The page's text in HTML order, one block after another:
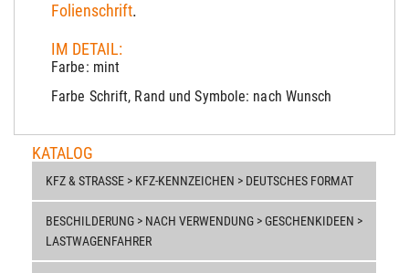
Folienschrift.
IM DETAIL:
Farbe: mint
Farbe Schrift, Rand und Symbole: nach Wunsch
KATALOG
KFZ & STRASSE > KFZ-KENNZEICHEN > DEUTSCHES FORMAT
BESCHILDERUNG > NACH VERWENDUNG > GESCHENKIDEEN >
LASTWAGENFAHRER